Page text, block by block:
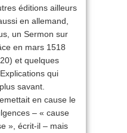
éditions ailleurs
en allemand,
un Sermon sur
en mars 1518
et quelques
qui
savant.
en cause le
– « cause
», écrit-il – mais